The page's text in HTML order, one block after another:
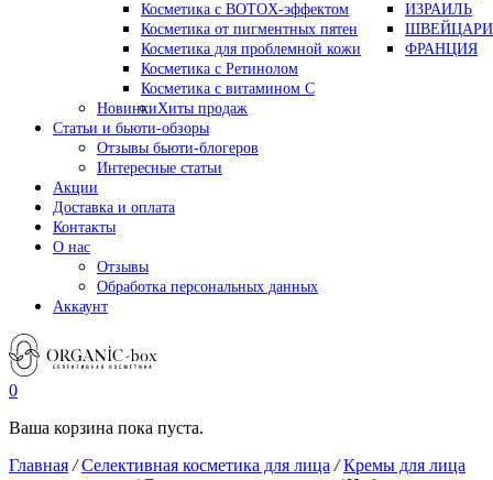
Косметика с BOTOX-эффектом
Косметика от пигментных пятен
Косметика для проблемной кожи
Косметика с Ретинолом
Косметика с витамином С
ИЗРАИЛЬ
ФРАНЦИЯ
НовинкиХиты продаж
Статьи и бьюти-обзоры
Отзывы бьюти-блогеров
Интересные статьи
Акции
Доставка и оплата
Контакты
О нас
Отзывы
Обработка персональных данных
Аккаунт
0
Ваша корзина пока пуста.
Главная /Селективная косметика для лица /Кремы для лица